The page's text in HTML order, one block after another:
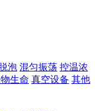
泡 混匀振荡 控温浓
生命 真空设备 其他